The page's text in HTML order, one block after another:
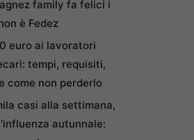
family fa felici i
è Fedez
euro ai lavoratori
tempi, requisiti,
come non perderlo
casi alla settimana,
autunnale: